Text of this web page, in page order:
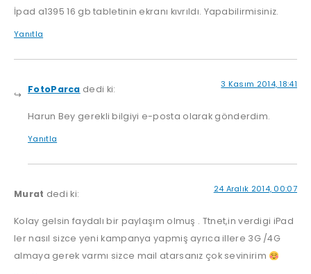
İpad a1395 16 gb tabletinin ekranı kıvrıldı. Yapabilirmisiniz.
Yanıtla
FotoParca dedi ki: 3 Kasım 2014, 18:41
Harun Bey gerekli bilgiyi e-posta olarak gönderdim.
Yanıtla
Murat dedi ki: 24 Aralık 2014, 00:07
Kolay gelsin faydalı bir paylaşım olmuş . Ttnet,in verdigi iPad
ler nasıl sizce yeni kampanya yapmiş ayrıca illere 3G /4G
almaya gerek varmı sizce mail atarsanız çok sevinirim